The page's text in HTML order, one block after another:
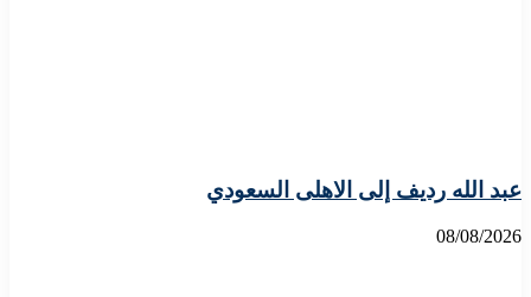
عبد الله رديف إلى الاهلى السعودي
08/08/2026